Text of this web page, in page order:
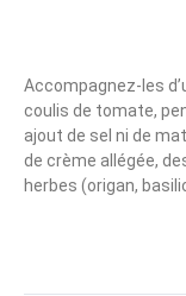
Accompagnez-les
coulis de tomate,
ajout de sel ni de
de crème allégée,
herbes (origan,